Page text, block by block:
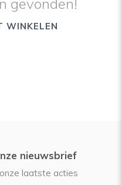
gevonden!
WINKELEN
nieuwsbrief
laatste acties